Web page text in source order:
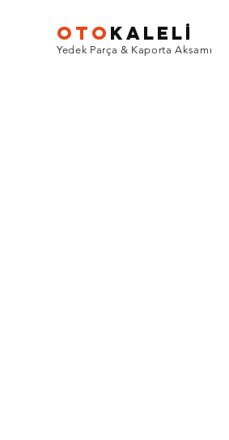
OTO KALELİ
Yedek Parça & Kaporta Aksamı